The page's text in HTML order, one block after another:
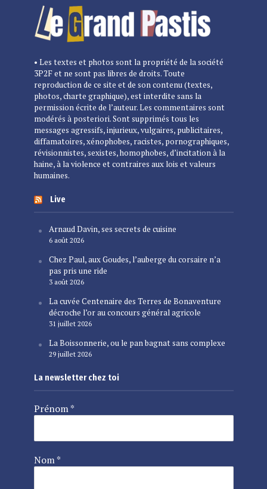
• Les textes et photos sont la propriété de la société
3P2F et ne sont pas libres de droits. Toute
reproduction de ce site et de son contenu (textes,
photos, charte graphique), est interdite sans la
permission écrite de l’auteur. Les commentaires sont
modérés à posteriori. Sont supprimés tous les
messages agressifs, injurieux, vulgaires, publicitaires,
diffamatoires, xénophobes, racistes, pornographiques,
révisionnistes, sexistes, homophobes, d’incitation à la
haine, à la violence et contraires aux lois et valeurs
humaines.
Live
Arnaud Davin, ses secrets de cuisine
6 août 2026
Chez Paul, aux Goudes, l’auberge du corsaire n’a
pas pris une ride
3 août 2026
La cuvée Centenaire des Terres de Bonaventure
décroche l’or au concours général agricole
31 juillet 2026
La Boissonnerie, ou le pan bagnat sans complexe
29 juillet 2026
La newsletter chez toi
Prénom*
Nom*